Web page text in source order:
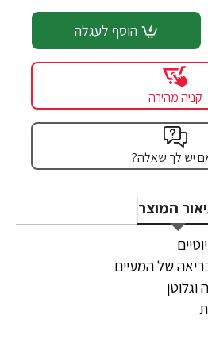
הוסף לעגלה
קניה מהירה
יש לך שאלה?
המוצר
של המעיים